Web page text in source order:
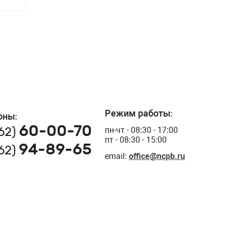
60-00-70
94-89-65
Режим работы:
пн-чт - 08:30 - 17:00
пт - 08:30 - 15:00
email: office@ncpb.ru